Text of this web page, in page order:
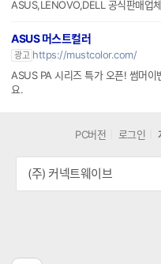
ASUS,LENOVO,DELL 공식판매업
ASUS 머스트컬러
광고 https://mustcolor.com/
ASUS PA 시리즈 특가 오픈! 썸머이
요.
PC버전 로그인
(주) 커넥트웨이브